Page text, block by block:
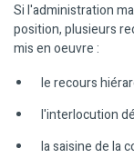
Si l'administration
position, plusieurs
mis en oeuvre :
le recours
l'interlocution
la saisine de la